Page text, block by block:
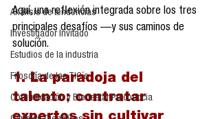
Análisis de tendencias
Investigador Invitado
Estudios de la industria
Filosofía de las TIC´s
Comunicación y Bienestar Psicosocia
Aquí, una reflexión integrada sobre los tres
principales desafíos —y sus caminos de
solución.
1. La paradoja del
talento: contratar